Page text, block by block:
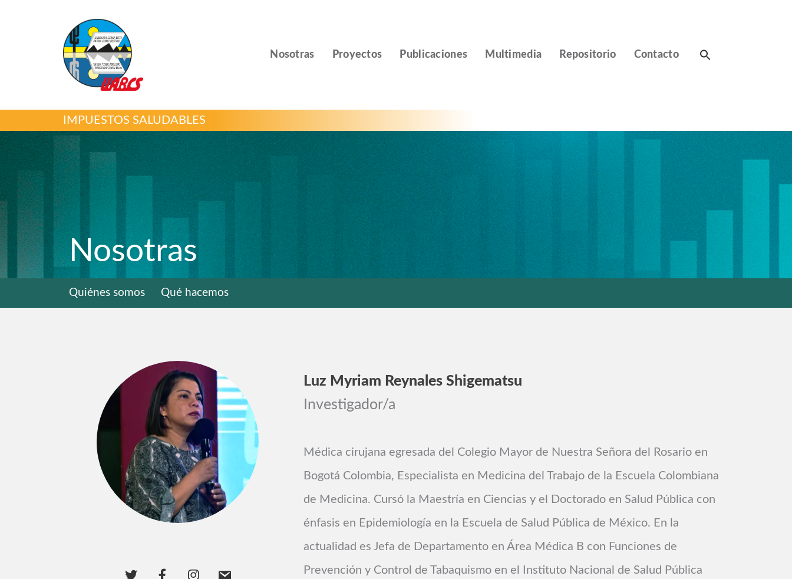
Nosotras Proyectos Publicaciones Multimedia Repositorio Contacto
IMPUESTOS SALUDABLES
Nosotras
Quiénes somos Qué hacemos
Luz Myriam Reynales Shigematsu
Investigador/a
Médica cirujana egresada del Colegio Mayor de Nuestra Señora del Rosario en
Bogotá Colombia, Especialista en Medicina del Trabajo de la Escuela Colombiana
de Medicina. Cursó la Maestría en Ciencias y el Doctorado en Salud Pública con
énfasis en Epidemiología en la Escuela de Salud Pública de México. En la
actualidad es Jefa de Departamento en Área Médica B con Funciones de
Prevención y Control de Tabaquismo en el Instituto Nacional de Salud Pública